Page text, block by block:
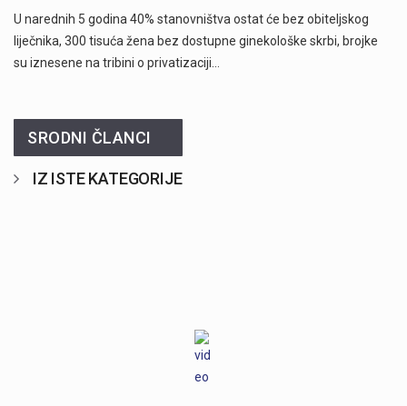
U narednih 5 godina 40% stanovništva ostat će bez obiteljskog
liječnika, 300 tisuća žena bez dostupne ginekološke skrbi, brojke
su iznesene na tribini o privatizaciji…
SRODNI ČLANCI
IZ ISTE KATEGORIJE